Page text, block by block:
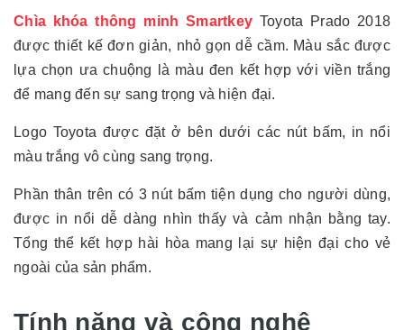
Chìa khóa thông minh Smartkey Toyota Prado 2018
được thiết kế đơn giản, nhỏ gọn dễ cầm. Màu sắc được
lựa chọn ưa chuộng là màu đen kết hợp với viền trắng
để mang đến sự sang trọng và hiện đại.
Logo Toyota được đặt ở bên dưới các nút bấm, in nổi
màu trắng vô cùng sang trọng.
Phần thân trên có 3 nút bấm tiện dụng cho người dùng,
được in nổi dễ dàng nhìn thấy và cảm nhận bằng tay.
Tổng thể kết hợp hài hòa mang lại sự hiện đại cho vẻ
ngoài của sản phẩm.
Tính năng và công nghệ